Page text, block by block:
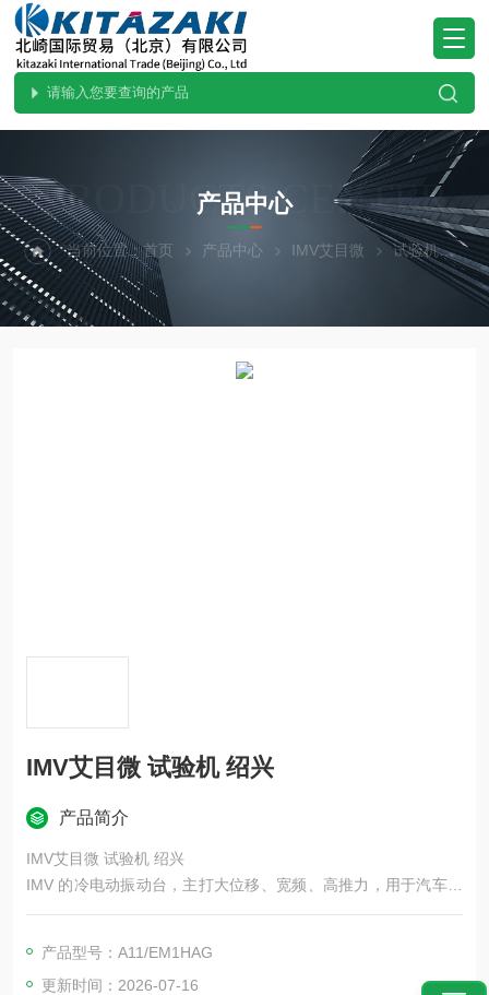
PRODUCTS CENTER
产品中心
当前位置：首页 产品中心 IMV艾目微 试验机
IMV艾目微 试验机 绍兴
产品简介
IMV艾目微 试验机 绍兴
IMV 的冷电动振动台，主打大位移、宽频、高推力，用于汽车、
航空、电子、*等振动 / 冲击 / 随机振动测试
产品型号：A11/EM1HAG
更新时间：2026-07-16